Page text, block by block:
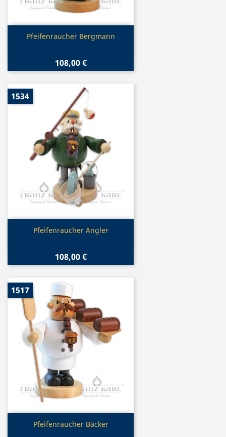
Vorschau
Pfeifenraucher Bergmann
108,00 €
Vorschau
Pfeifenraucher Angler
108,00 €
1534
Vorschau
Pfeifenraucher Bäcker
1517